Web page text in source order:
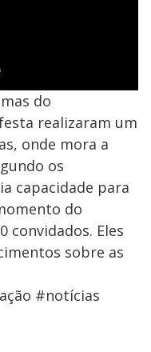
do
realizaram um
onde mora a
os
capacidade para
do
convidados. Eles
sobre as
#notícias